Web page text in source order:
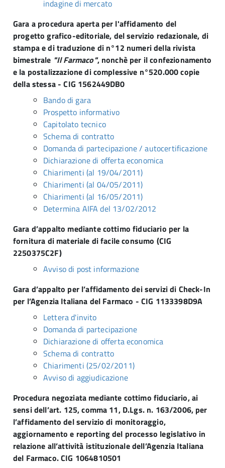
indagine di mercato
Gara a procedura aperta per l'affidamento del
progetto grafico-editoriale, del servizio redazionale, di
stampa e di traduzione di n°12 numeri della rivista
bimestrale "Il Farmaco", nonchè per il confezionamento
e la postalizzazione di complessive n°520.000 copie
della stessa - CIG 1562449DB0
Bando di gara
Prospetto informativo
Capitolato tecnico
Schema di contratto
Domanda di partecipazione / autocertificazione
Dichiarazione di offerta economica
Chiarimenti (al 19/04/2011)
Chiarimenti (al 04/05/2011)
Chiarimenti (al 16/05/2011)
Determina AIFA del 13/02/2012
Gara d’appalto mediante cottimo fiduciario per la
fornitura di materiale di facile consumo (CIG
2250375C2F)
Avviso di post informazione
Gara d’appalto per l’affidamento dei servizi di Check-In
per l’Agenzia Italiana del Farmaco - CIG 1133398D9A
Lettera d'invito
Domanda di partecipazione
Dichiarazione di offerta economica
Schema di contratto
Chiarimenti (25/02/2011)
Avviso di aggiudicazione
Procedura negoziata mediante cottimo fiduciario, ai
sensi dell’art. 125, comma 11, D.Lgs. n. 163/2006, per
l’affidamento del servizio di monitoraggio,
aggiornamento e reporting del processo legislativo in
relazione all’attività istituzionale dell’Agenzia Italiana
del Farmaco. CIG 1064810501